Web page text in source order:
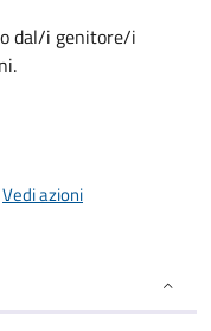
dal/i genitore/i
Vedi azioni